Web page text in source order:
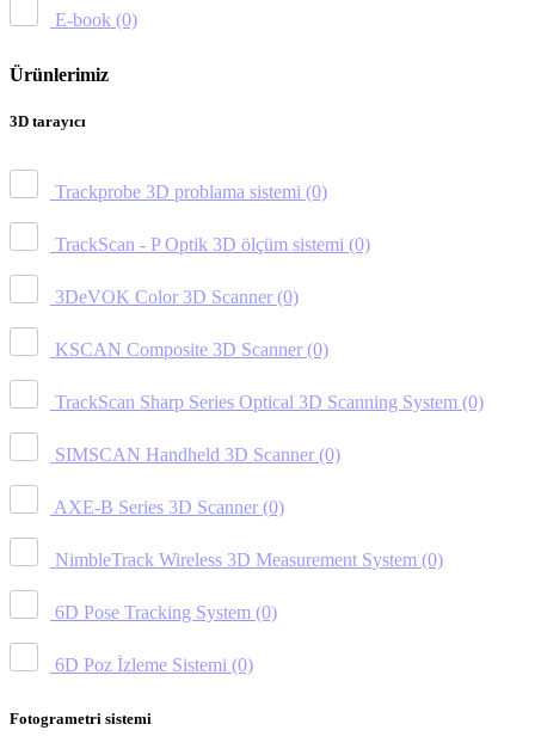
E-book (0)
Ürünlerimiz
3D tarayıcı
Trackprobe 3D problama sistemi (0)
TrackScan - P Optik 3D ölçüm sistemi (0)
3DeVOK Color 3D Scanner (0)
KSCAN Composite 3D Scanner (0)
TrackScan Sharp Series Optical 3D Scanning System (0)
SIMSCAN Handheld 3D Scanner (0)
AXE-B Series 3D Scanner (0)
NimbleTrack Wireless 3D Measurement System (0)
6D Pose Tracking System (0)
6D Poz İzleme Sistemi (0)
Fotogrametri sistemi